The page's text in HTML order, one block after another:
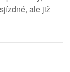
ale již